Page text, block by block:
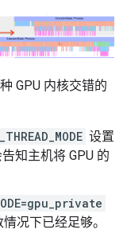
GPU 内核交错的
设置
知主机将 GPU 的
况下已经足够。